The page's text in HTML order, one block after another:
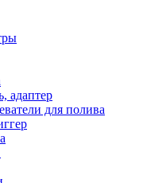
адаптер
для полива